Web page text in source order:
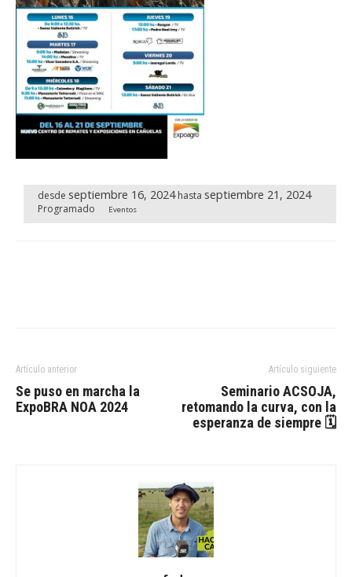
desde septiembre 16, 2024 hasta septiembre 21, 2024
Programado Eventos
Artículo anterior
Se puso en marcha la
ExpoBRA NOA 2024
Artículo siguiente
Seminario ACSOJA,
retomando la curva, con la
esperanza de siempre 🗓